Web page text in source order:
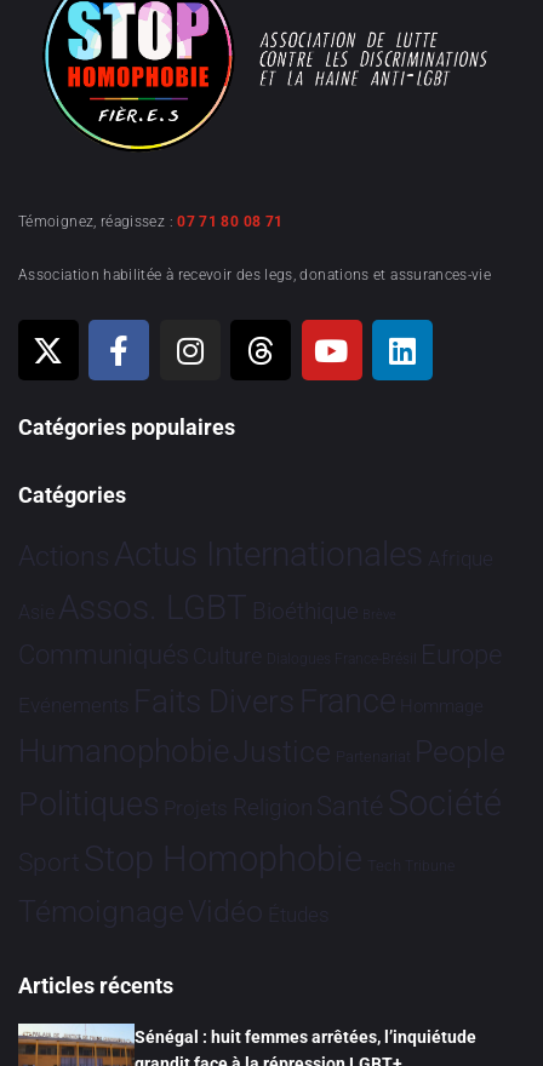
Témoignez, réagissez :07 71 80 08 71
Association habilitée à recevoir des legs, donations et assurances-vie
Catégories populaires
Catégories
Actions Actus Internationales Afrique
Asie Assos. LGBT Bioéthique Brève
Communiqués Culture Dialogues France-Brésil Europe
Evénements Faits Divers France Hommage
HumanophobieJustice Partenariat People
Politiques Projets Religion Santé Société
Sport Stop Homophobie Tech Tribune
TémoignageVidéo Études
Articles récents
Sénégal : huit femmes arrêtées, l’inquiétude